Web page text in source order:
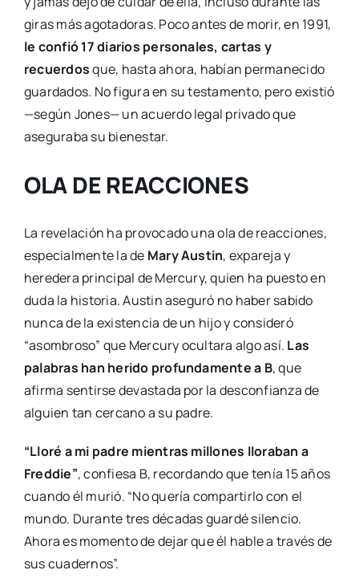
giras más agotadoras. Poco antes de morir, en 1991,
le confió 17 diarios personales, cartas y
recuerdosque, hasta ahora, habían permanecido
guardados. No figura en su testamento, pero existió
—según Jones— un acuerdo legal privado que
aseguraba su bienestar.
OLA DE REACCIONES
La revelación ha provocado una ola de reacciones,
especialmente la de Mary Austin, expareja y
heredera principal de Mercury, quien ha puesto en
duda la historia. Austin aseguró no haber sabido
nunca de la existencia de un hijo y consideró
“asombroso” que Mercury ocultara algo así. Las
palabras han herido profundamente a B, que
afirma sentirse devastada por la desconfianza de
alguien tan cercano a su padre.
“Lloré a mi padre mientras millones lloraban a
Freddie”, confiesa B, recordando que tenía 15 años
cuando él murió. “No quería compartirlo con el
mundo. Durante tres décadas guardé silencio.
Ahora es momento de dejar que él hable a través de
sus cuadernos”.